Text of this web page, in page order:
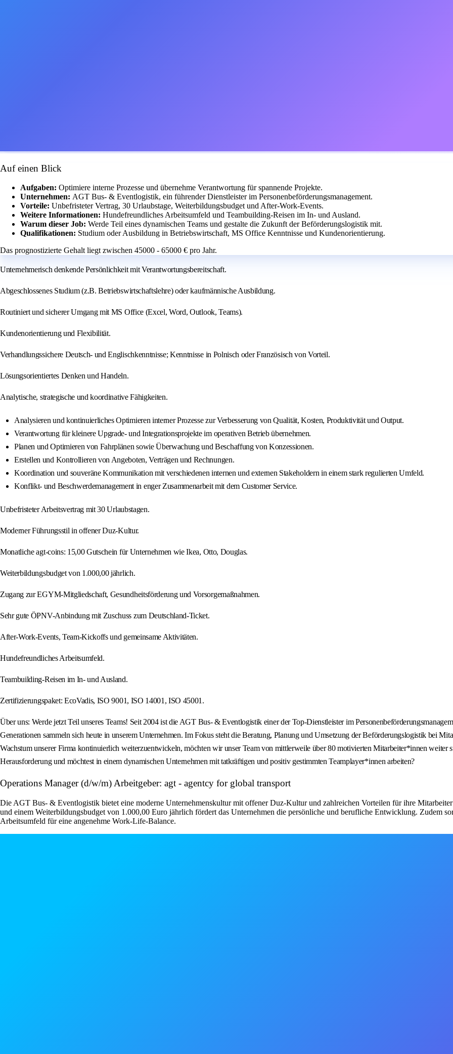
Auf einen Blick
Aufgaben: Optimiere interne Prozesse und übernehme Verantwortung für spannende Projekte.
Unternehmen: AGT Bus- & Eventlogistik, ein führender Dienstleister im Personenbeförderungsmanagement.
Vorteile: Unbefristeter Vertrag, 30 Urlaubstage, Weiterbildungsbudget und After-Work-Events.
Weitere Informationen: Hundefreundliches Arbeitsumfeld und Teambuilding-Reisen im In- und Ausland.
Warum dieser Job: Werde Teil eines dynamischen Teams und gestalte die Zukunft der Beförderungslogistik mit.
Qualifikationen: Studium oder Ausbildung in Betriebswirtschaft, MS Office Kenntnisse und Kundenorientierung.
Das prognostizierte Gehalt liegt zwischen 45000 - 65000 € pro Jahr.
Unternehmerisch denkende Persönlichkeit mit Verantwortungsbereitschaft.
Abgeschlossenes Studium (z.B. Betriebswirtschaftslehre) oder kaufmännische Ausbildung.
Routiniert und sicherer Umgang mit MS Office (Excel, Word, Outlook, Teams).
Kundenorientierung und Flexibilität.
Verhandlungssichere Deutsch- und Englischkenntnisse; Kenntnisse in Polnisch oder Französisch von Vorteil.
Lösungsorientiertes Denken und Handeln.
Analytische, strategische und koordinative Fähigkeiten.
Analysieren und kontinuierliches Optimieren interner Prozesse zur Verbesserung von Qualität, Kosten, Produktivität und Output.
Verantwortung für kleinere Upgrade- und Integrationsprojekte im operativen Betrieb übernehmen.
Planen und Optimieren von Fahrplänen sowie Überwachung und Beschaffung von Konzessionen.
Erstellen und Kontrollieren von Angeboten, Verträgen und Rechnungen.
Koordination und souveräne Kommunikation mit verschiedenen internen und externen Stakeholdern in einem stark regulierten Umfeld.
Konflikt- und Beschwerdemanagement in enger Zusammenarbeit mit dem Customer Service.
Unbefristeter Arbeitsvertrag mit 30 Urlaubstagen.
Moderner Führungsstil in offener Duz-Kultur.
Monatliche agt-coins: 15,00 Gutschein für Unternehmen wie Ikea, Otto, Douglas.
Weiterbildungsbudget von 1.000,00 jährlich.
Zugang zur EGYM-Mitgliedschaft, Gesundheitsförderung und Vorsorgemaßnahmen.
Sehr gute ÖPNV-Anbindung mit Zuschuss zum Deutschland-Ticket.
After-Work-Events, Team-Kickoffs und gemeinsame Aktivitäten.
Hundefreundliches Arbeitsumfeld.
Teambuilding-Reisen im In- und Ausland.
Zertifizierungspaket: EcoVadis, ISO 9001, ISO 14001, ISO 45001.
Über uns: Werde jetzt Teil unseres Teams! Seit 2004 ist die AGT Bus- & Eventlogistik einer der Top-Dienstleister im
Generationen sammeln sich heute in unserem Unternehmen. Im Fokus steht die Beratung, Planung und Umsetzung der Beförderungslogistik bei
Wachstum unserer Firma kontinuierlich weiterzuentwickeln, möchten wir unser Team von mittlerweile über 80 motivierten Mitarbeiter*innen weiter
Herausforderung und möchtest in einem dynamischen Unternehmen mit tatkräftigen und positiv gestimmten Teamplayer*innen arbeiten?
Operations Manager (d/w/m) Arbeitgeber: agt - agentcy for global transport
Die AGT Bus- & Eventlogistik bietet eine moderne Unternehmenskultur mit offener Duz-Kultur und zahlreichen Vorteilen für ihre
und einem Weiterbildungsbudget von 1.000,00 Euro jährlich fördert das Unternehmen die persönliche und berufliche Entwicklung. Zudem
Arbeitsumfeld für eine angenehme Work-Life-Balance.